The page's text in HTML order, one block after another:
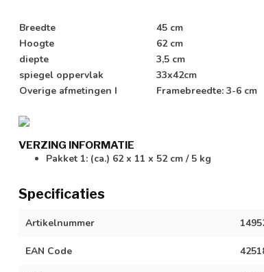
Breedte
45 cm
Hoogte
62 cm
diepte
3,5 cm
spiegel oppervlak
33x42cm
Overige afmetingen I
Framebreedte: 3-6 cm
VERZING INFORMATIE
Pakket 1: (ca.) 62 x 11 x 52 cm / 5 kg
Specificaties
Artikelnummer
EAN Code